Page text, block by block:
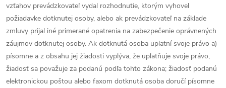
vzťahov prevádzkovateľ vydal rozhodnutie, ktorým vyhovel
požiadavke dotknutej osoby, alebo ak prevádzkovateľ na základe
zmluvy prijal iné primerané opatrenia na zabezpečenie oprávnených
záujmov dotknutej osoby. Ak dotknutá osoba uplatní svoje právo a)
písomne a z obsahu jej žiadosti vyplýva, že uplatňuje svoje právo,
žiadosť sa považuje za podanú podľa tohto zákona; žiadosť podanú
elektronickou poštou alebo faxom dotknutá osoba doručí písomne